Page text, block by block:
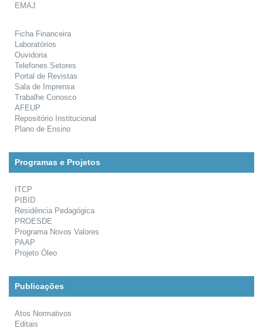
EMAJ
Ficha Financeira
Laboratórios
Ouvidoria
Telefones Setores
Portal de Revistas
Sala de Imprensa
Trabalhe Conosco
AFEUP
Repositório Institucional
Plano de Ensino
Programas e Projetos
ITCP
PIBID
Residência Pedagógica
PROESDE
Programa Novos Valores
PAAP
Projeto Óleo
Publicações
Atos Normativos
Editais